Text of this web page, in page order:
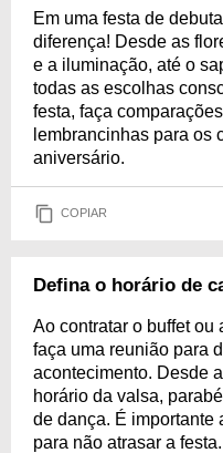
Em uma festa de
diferença! Desde as
e a iluminação, até o
todas as escolhas
festa, faça
lembrancinhas para os
aniversário.
COPIAR
Defina o horário de
Ao contratar o buffet ou
faça uma reunião para
acontecimento. Desde
horário da valsa,
de dança. É importante
para não atrasar a festa.